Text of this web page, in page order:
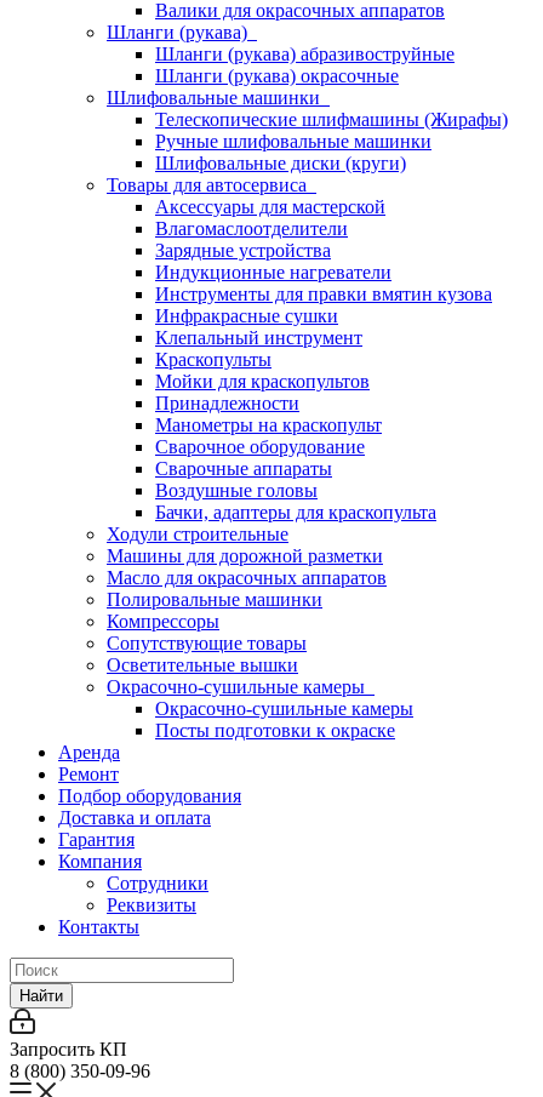
Валики для окрасочных аппаратов
Шланги (рукава)
Шланги (рукава) абразивоструйные
Шланги (рукава) окрасочные
Шлифовальные машинки
Телескопические шлифмашины (Жирафы)
Ручные шлифовальные машинки
Шлифовальные диски (круги)
Товары для автосервиса
Аксессуары для мастерской
Влагомаслоотделители
Зарядные устройства
Индукционные нагреватели
Инструменты для правки вмятин кузова
Инфракрасные сушки
Клепальный инструмент
Краскопульты
Мойки для краскопультов
Принадлежности
Манометры на краскопульт
Сварочное оборудование
Сварочные аппараты
Воздушные головы
Бачки, адаптеры для краскопульта
Ходули строительные
Машины для дорожной разметки
Масло для окрасочных аппаратов
Полировальные машинки
Компрессоры
Сопутствующие товары
Осветительные вышки
Окрасочно-сушильные камеры
Окрасочно-сушильные камеры
Посты подготовки к окраске
Аренда
Ремонт
Подбор оборудования
Доставка и оплата
Гарантия
Компания
Сотрудники
Реквизиты
Контакты
Найти
Запросить КП
8 (800) 350-09-96